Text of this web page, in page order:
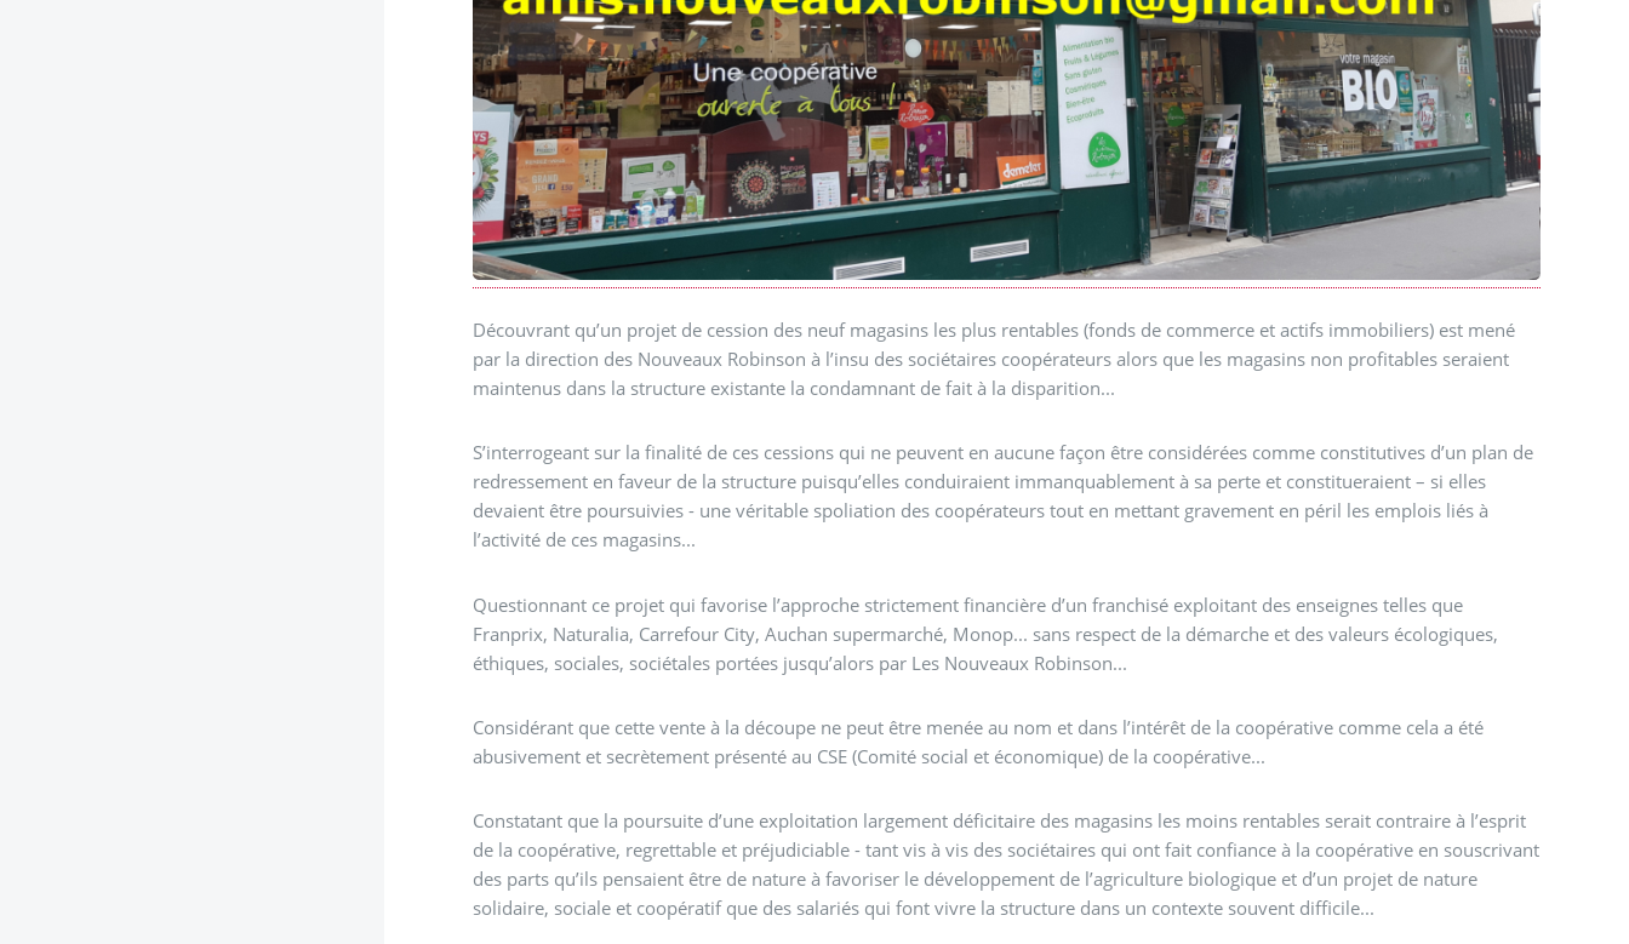
Découvrant qu’un projet de cession des neuf magasins les plus rentables (fonds de commerce et actifs immobiliers) est mené
par la direction des Nouveaux Robinson à l’insu des sociétaires coopérateurs alors que les magasins non profitables seraient
maintenus dans la structure existante la condamnant de fait à la disparition...
S’interrogeant sur la finalité de ces cessions qui ne peuvent en aucune façon être considérées comme constitutives d’un plan de
redressement en faveur de la structure puisqu’elles conduiraient immanquablement à sa perte et constitueraient – si elles
devaient être poursuivies - une véritable spoliation des coopérateurs tout en mettant gravement en péril les emplois liés à
l’activité de ces magasins...
Questionnant ce projet qui favorise l’approche strictement financière d’un franchisé exploitant des enseignes telles que
Franprix, Naturalia, Carrefour City, Auchan supermarché, Monop... sans respect de la démarche et des valeurs écologiques,
éthiques, sociales, sociétales portées jusqu’alors par Les Nouveaux Robinson...
Considérant que cette vente à la découpe ne peut être menée au nom et dans l’intérêt de la coopérative comme cela a été
abusivement et secrètement présenté au CSE (Comité social et économique) de la coopérative...
Constatant que la poursuite d’une exploitation largement déficitaire des magasins les moins rentables serait contraire à l’esprit
de la coopérative, regrettable et préjudiciable - tant vis à vis des sociétaires qui ont fait confiance à la coopérative en souscrivant
des parts qu’ils pensaient être de nature à favoriser le développement de l’agriculture biologique et d’un projet de nature
solidaire, sociale et coopératif que des salariés qui font vivre la structure dans un contexte souvent difficile...